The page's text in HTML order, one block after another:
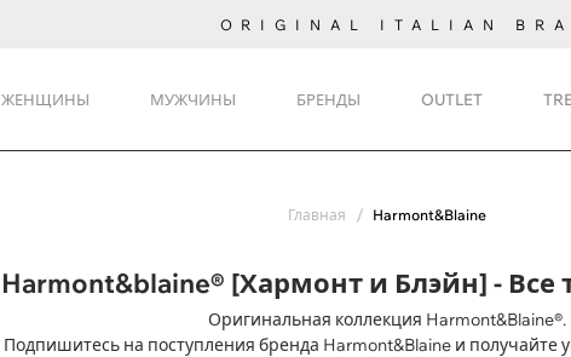
ORIGINAL ITALIAN
ЖЕНЩИНЫ МУЖЧИНЫ БРЕНДЫ OUTLET
Главная Harmont&Blaine
Harmont&blaine® [Хармонт и Блэйн] - Все
Оригинальная коллекция Harmont&Blaine®.
Подпишитесь на поступления бренда Harmont&Blaine и получайте